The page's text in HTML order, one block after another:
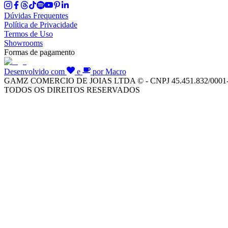
Dúvidas Frequentes
Política de Privacidade
Termos de Uso
Showrooms
Formas de pagamento
Desenvolvido com e
por Macro
GAMZ COMERCIO DE JOIAS LTDA © - CNPJ 45.451.832/
TODOS OS DIREITOS RESERVADOS